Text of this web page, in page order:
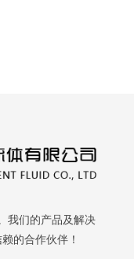
我们的产品及解决
的合作伙伴！